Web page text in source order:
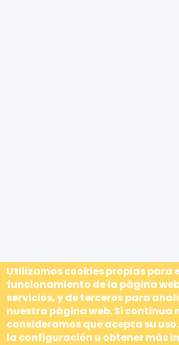
Utilizamos cookies propias para
funcionamiento de la página
servicios, y de terceros para
nuestra página web. Si continua
consideramos que acepta su
la configuración u obtener más